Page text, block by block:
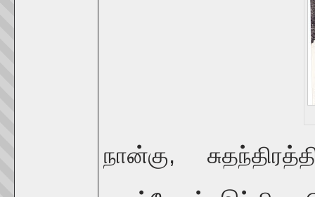
நான்கு,